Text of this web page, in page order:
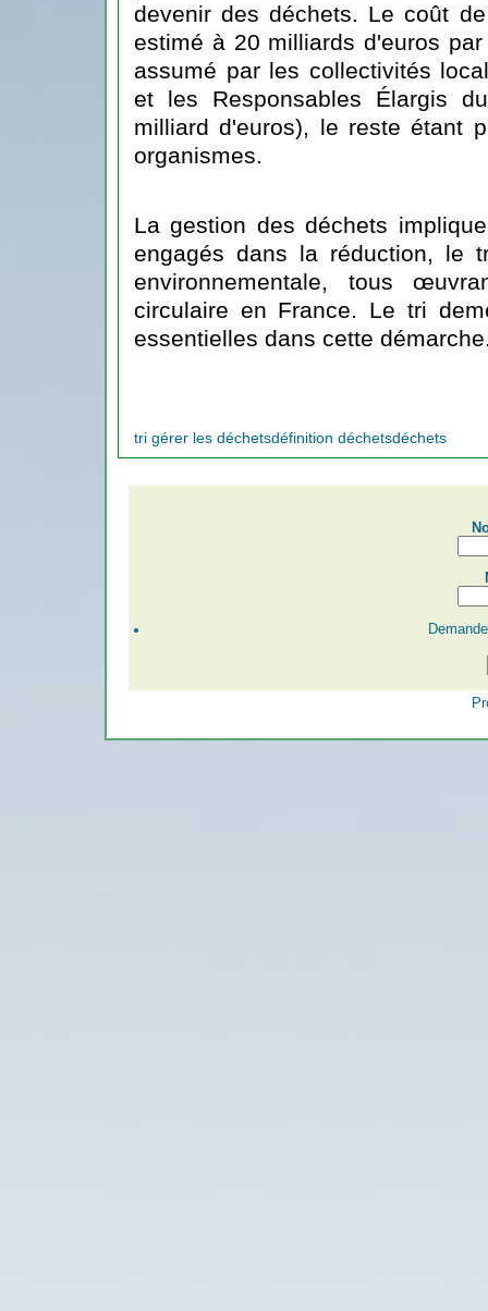
devenir des déchets. Le coût
estimé à 20 milliards d'euros
assumé par les collectivités
et les Responsables Élargis
milliard d'euros), le reste étant
organismes.
La gestion des déchets
engagés dans la réduction, le
environnementale, tous
circulaire en France. Le tri
essentielles dans cette
tri gérer les déchetsdéfinition déchetsdéchets